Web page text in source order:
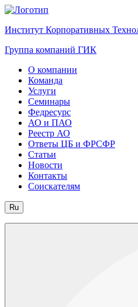
Институт Корпоративных
Группа компаний ГИК
О компании
Команда
Услуги
Семинары
Федресурс
АО и ПАО
Реестр АО
Ответы ЦБ и ФРСФР
Статьи
Новости
Контакты
Соискателям
Ru